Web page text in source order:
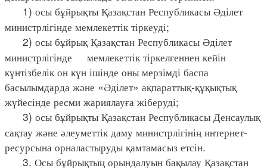
1) осы бұйрықты Қазақстан Республикасы Әділет
министрлігінде мемлекеттік тіркеуді;
2) осы бұйрық Қазақстан Республикасы Әділет
министрлігінде мемлекеттік тіркелгеннен кейін
күнтізбелік он күн ішінде оны мерзімді баспа
басылымдарда және «Әділет» ақпараттық-құқықтық
жүйесінде ресми жариялауға жіберуді;
3) осы бұйрықты Қазақстан Республикасы Денсаулық
сақтау және әлеуметтік даму министрлігінің интернет-
ресурсына орналастыруды қамтамасыз етсін.
3. Осы бұйрықтың орындалуын бақылау Қазақстан